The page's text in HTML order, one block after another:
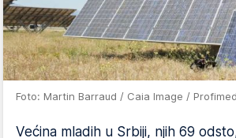
Foto: Martin Barraud / Caia Image /
Većina mladih u Srbiji, njih 69